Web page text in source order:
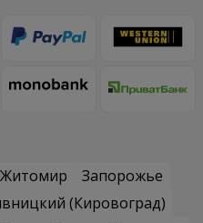
Житомир
Запорожье
(Кировоград)